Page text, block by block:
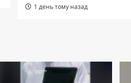
1 день тому назад